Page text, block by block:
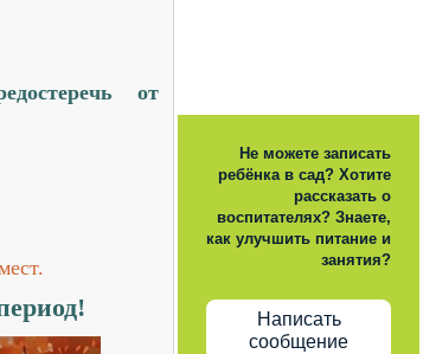
от
Не можете записать
ребёнка в сад? Хотите
рассказать о
воспитателях? Знаете,
как улучшить питание и
занятия?
Написать
сообщение